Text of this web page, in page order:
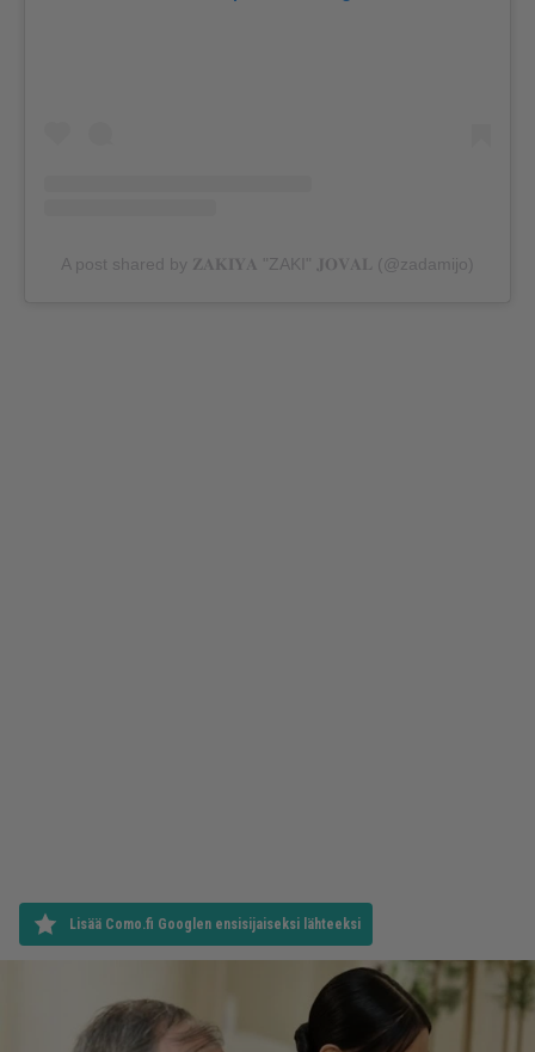
A post shared by 𝐙𝐀𝐊𝐈𝐘𝐀 "ZAKI" 𝐉𝐎𝐕𝐀𝐋 (@zadamijo)
Lisää Como.fi Googlen ensisijaiseksi lähteeksi